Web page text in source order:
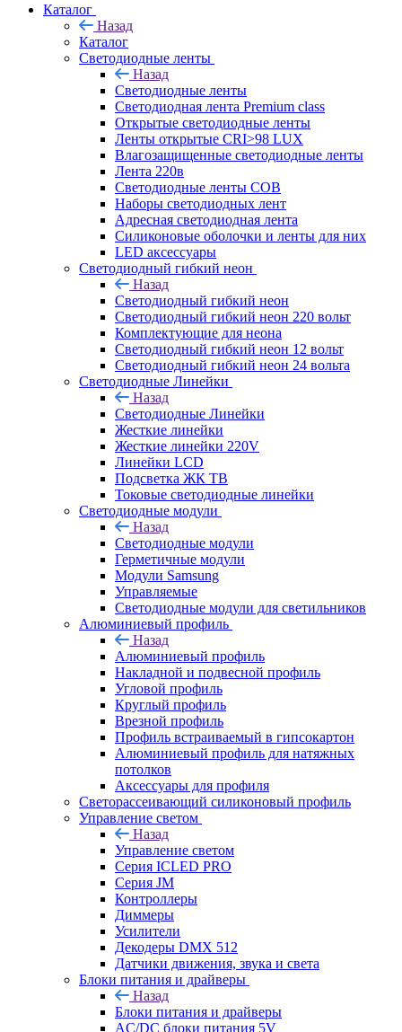
Каталог
Назад
Каталог
Светодиодные ленты
Назад
Светодиодные ленты
Светодиодная лента Premium class
Открытые светодиодные ленты
Ленты открытые CRI>98 LUX
Влагозащищенные светодиодные ленты
Лента 220в
Светодиодные ленты COB
Наборы светодиодных лент
Адресная светодиодная лента
Силиконовые оболочки и ленты для них
LED аксессуары
Светодиодный гибкий неон
Назад
Светодиодный гибкий неон
Светодиодный гибкий неон 220 вольт
Комплектующие для неона
Светодиодный гибкий неон 12 вольт
Светодиодный гибкий неон 24 вольта
Светодиодные Линейки
Назад
Светодиодные Линейки
Жесткие линейки
Жесткие линейки 220V
Линейки LCD
Подсветка ЖК ТВ
Токовые светодиодные линейки
Светодиодные модули
Назад
Светодиодные модули
Герметичные модули
Модули Samsung
Управляемые
Светодиодные модули для светильников
Алюминиевый профиль
Назад
Алюминиевый профиль
Накладной и подвесной профиль
Угловой профиль
Круглый профиль
Врезной профиль
Профиль встраиваемый в гипсокартон
Алюминиевый профиль для натяжных
потолков
Аксессуары для профиля
Светорассеивающий силиконовый профиль
Управление светом
Назад
Управление светом
Серия ICLED PRO
Серия JM
Контроллеры
Диммеры
Усилители
Декодеры DMX 512
Датчики движения, звука и света
Блоки питания и драйверы
Назад
Блоки питания и драйверы
AC/DC блоки питания 5V